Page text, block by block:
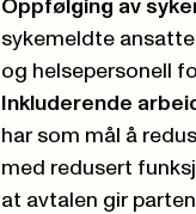
Oppfølging av
sykemeldte
og helsepersonell
Inkluderende
har som mål å
med redusert
at avtalen gir